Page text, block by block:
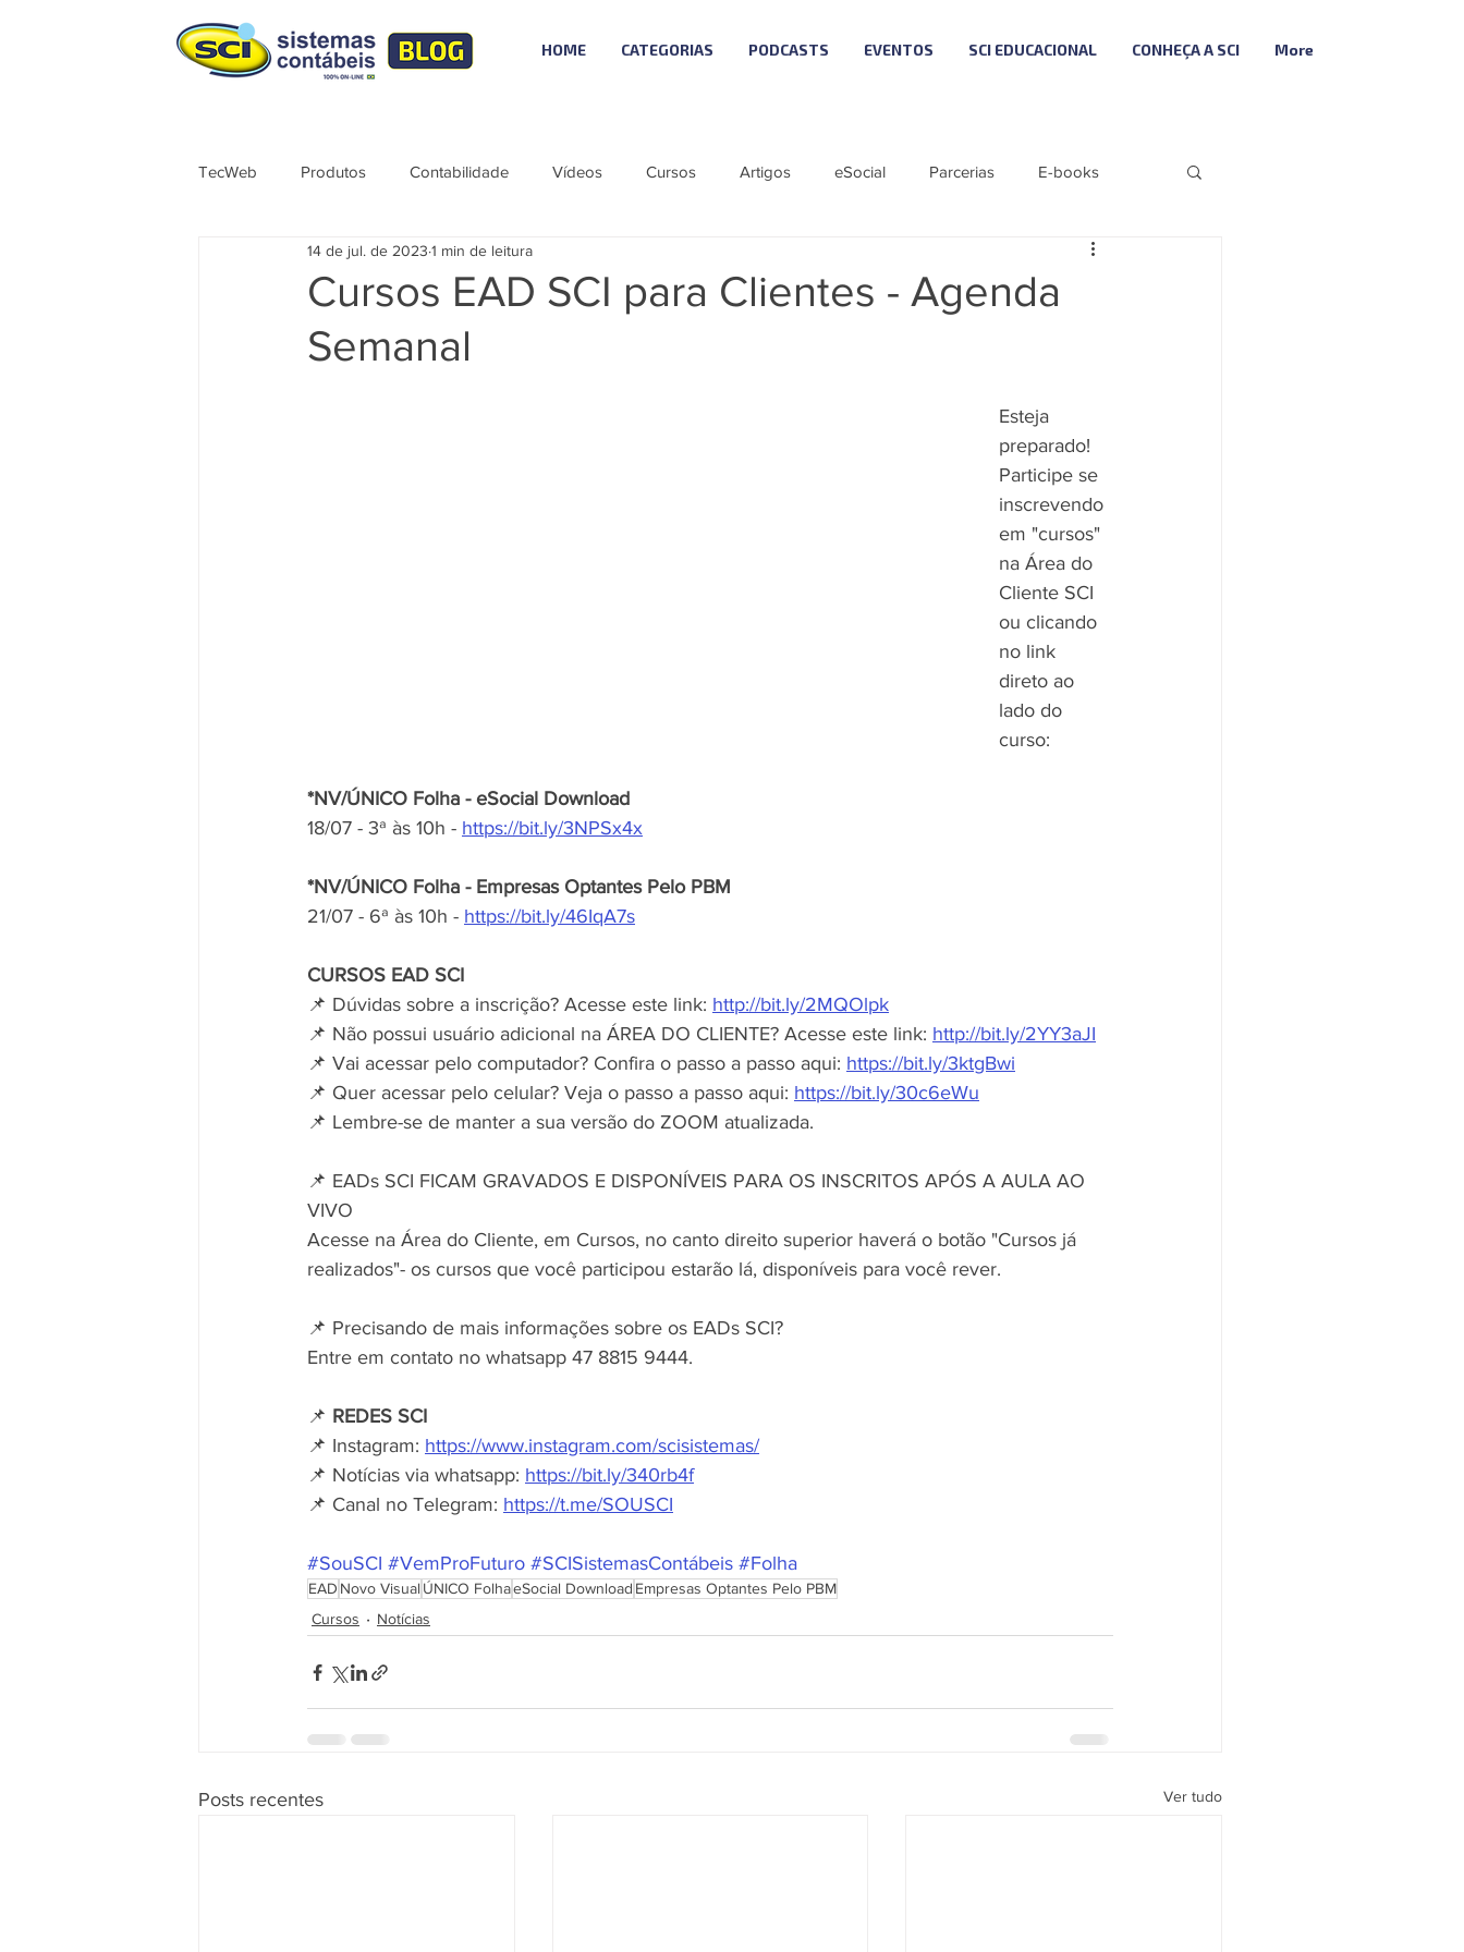
HOME CATEGORIAS PODCASTS EVENTOS SCI EDUCACIONAL CONHEÇA A SCI More
TecWeb Produtos Contabilidade Vídeos Cursos Artigos eSocial Parcerias E-books
Cursos ÚNICO Notícias Fiscal
Tributação
Reforma Tributária
Cursos EAD SCI para Clientes - Agenda
Semanal
14 de jul. de 2023 1 min de leitura
Esteja
preparado!
Participe se
inscrevendo
em "cursos"
na Área do
Cliente SCI
ou clicando
no link
direto ao
lado do
curso:
*NV/ÚNICO Folha - eSocial Download
18/07 - 3ª às 10h - https://bit.ly/3NPSx4x
*NV/ÚNICO Folha - Empresas Optantes Pelo PBM
21/07 - 6ª às 10h - https://bit.ly/46IqA7s
CURSOS EAD SCI
📌 Dúvidas sobre a inscrição? Acesse este link: http://bit.ly/2MQOlpk
📌 Não possui usuário adicional na ÁREA DO CLIENTE? Acesse este link: http://bit.ly/2YY3aJI
📌 Vai acessar pelo computador? Confira o passo a passo aqui: https://bit.ly/3ktgBwi
📌 Quer acessar pelo celular? Veja o passo a passo aqui: https://bit.ly/30c6eWu
📌 Lembre-se de manter a sua versão do ZOOM atualizada.
📌 EADs SCI FICAM GRAVADOS E DISPONÍVEIS PARA OS INSCRITOS APÓS A AULA AO
VIVO
Acesse na Área do Cliente, em Cursos, no canto direito superior haverá o botão "Cursos já
realizados"- os cursos que você participou estarão lá, disponíveis para você rever.
📌 Precisando de mais informações sobre os EADs SCI?
Entre em contato no whatsapp 47 8815 9444.
📌 REDES SCI
📌 Instagram: https://www.instagram.com/scisistemas/
📌 Notícias via whatsapp: https://bit.ly/340rb4f
📌 Canal no Telegram: https://t.me/SOUSCI
#SouSCI #VemProFuturo #SCISistemasContábeis #Folha
EAD Novo Visual ÚNICO FolhaeSocial Download Empresas Optantes Pelo PBM
Cursos
Notícias
Posts recentes Ver tudo